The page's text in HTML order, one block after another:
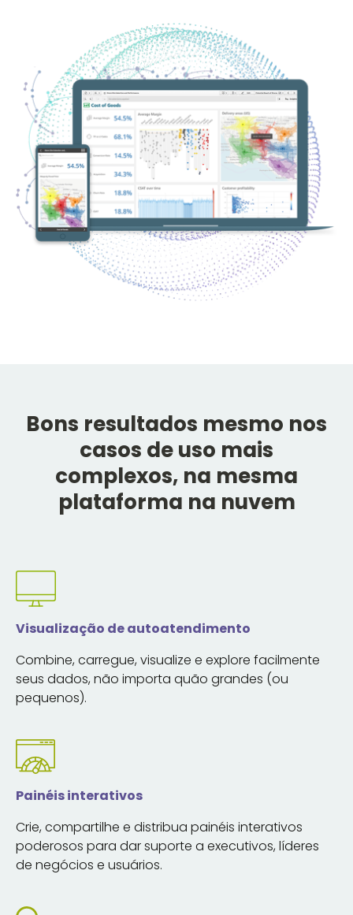
Bons resultados mesmo nos
casos de uso mais
complexos, na mesma
plataforma na nuvem
Visualização de autoatendimento
Combine, carregue, visualize e explore facilmente
seus dados, não importa quão grandes (ou
pequenos).
Painéis interativos
Crie, compartilhe e distribua painéis interativos
poderosos para dar suporte a executivos, líderes
de negócios e usuários.